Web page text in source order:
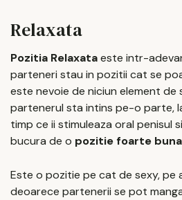
Relaxata
Pozitia Relaxataeste intr-
parteneri stau in pozitii cat se
este nevoie de niciun element de
partenerul sta intins pe-o parte,
timp ce ii stimuleaza oral penisul
bucura de o pozitie foarte
Este o pozitie pe cat de sexy, pe
deoarece partenerii se pot